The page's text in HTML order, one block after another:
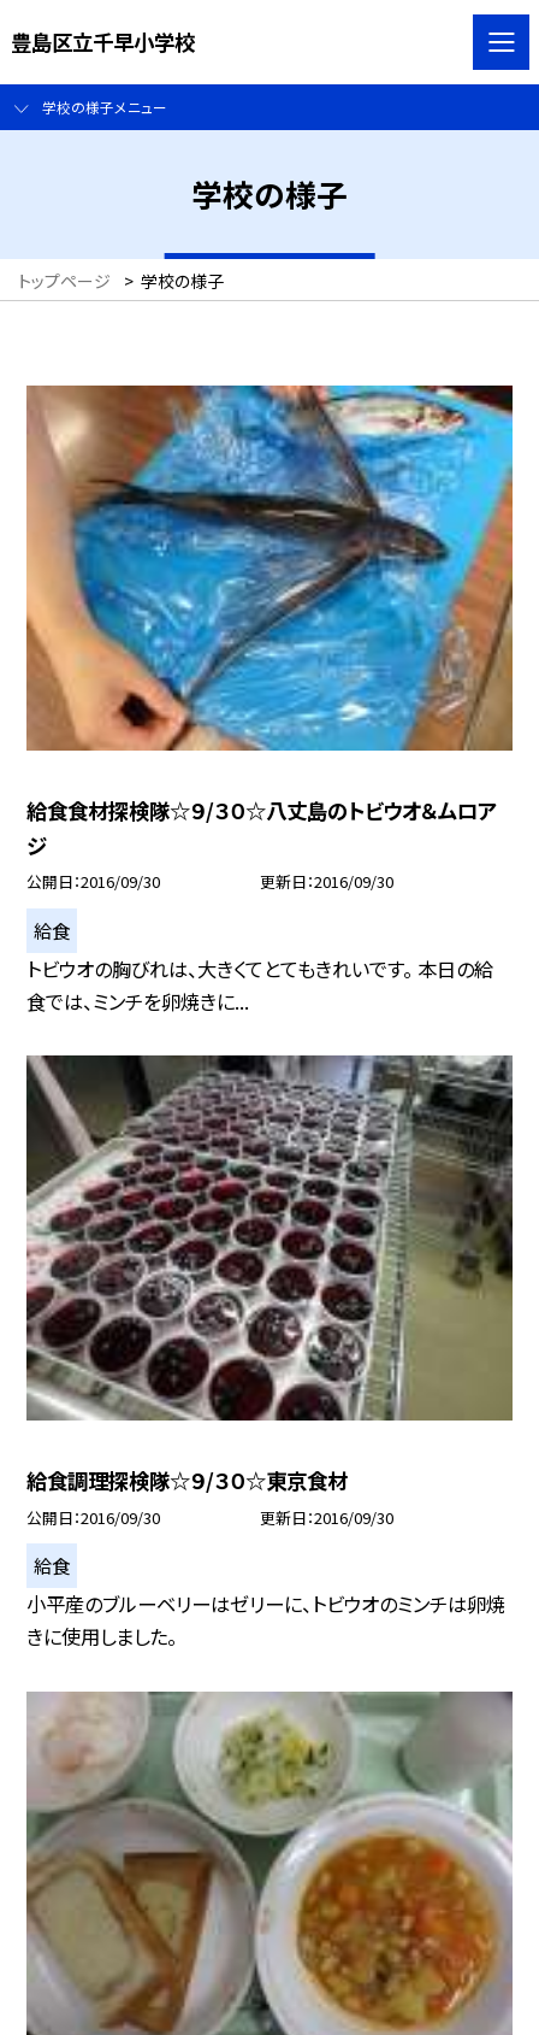
豊島区立千早小学校
学校の様子メニュー
学校の様子
トップページ > 学校の様子
給食食材探検隊☆９/３０☆八丈島のトビウオ＆ムロア
ジ
公開日 2016/09/30 更新日 2016/09/30
給食
トビウオの胸びれは、大きくてとてもきれいです。 本日の給
食では、ミンチを卵焼きに...
給食調理探検隊☆９/３０☆東京食材
公開日 2016/09/30 更新日 2016/09/30
給食
小平産のブルーベリーはゼリーに、トビウオのミンチは卵焼
きに使用しました。